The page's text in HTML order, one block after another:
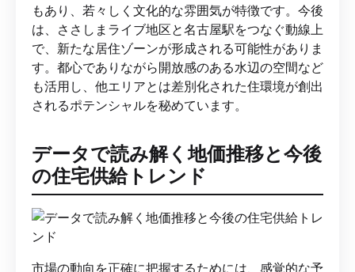
もあり、若々しく文化的な雰囲気が特徴です。今後
は、ささしまライブ地区と名古屋駅をつなぐ動線上
で、新たな居住ゾーンが形成される可能性がありま
す。都心でありながら開放感のある水辺の空間など
も活用し、他エリアとは差別化された住環境が創出
されるポテンシャルを秘めています。
データで読み解く地価推移と今後
の住宅供給トレンド
市場の動向を正確に把握するためには、感覚的な予